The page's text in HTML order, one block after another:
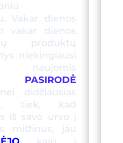
Vakar dienos
vakar dienos
produktų
niekingiausi
naujomis
PASIRODĖ
didžiausias
, tiek, kad
iš savo urvo į
milžinus, jau